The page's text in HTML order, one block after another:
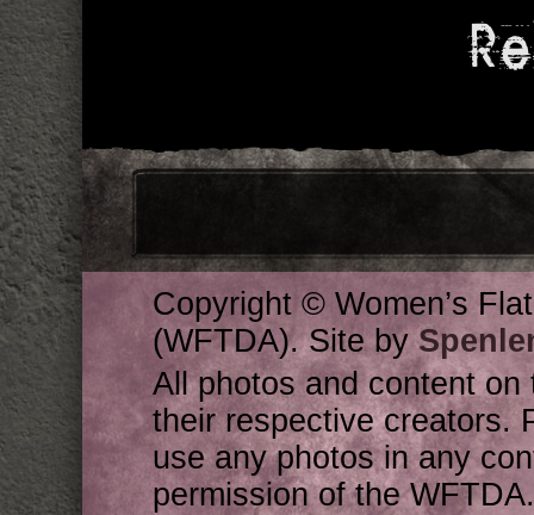
Copyright © Women’s
(WFTDA). Site by
All photos and content
their respective creators.
use any photos in any
permission of the WFTDA.